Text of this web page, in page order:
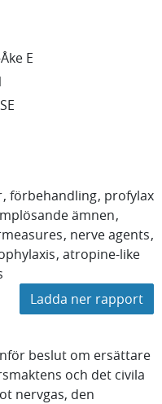
E
förbehandling profylax
ämnen
nerve agents
atropine-like
Ladda ner rapport
beslut om ersättare
och det civila
nervgas, den